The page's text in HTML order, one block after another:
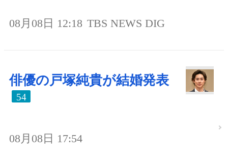
08月08日 12:18 TBS NEWS DIG
俳優の戸塚純貴が結婚発表
54
08月08日 17:54